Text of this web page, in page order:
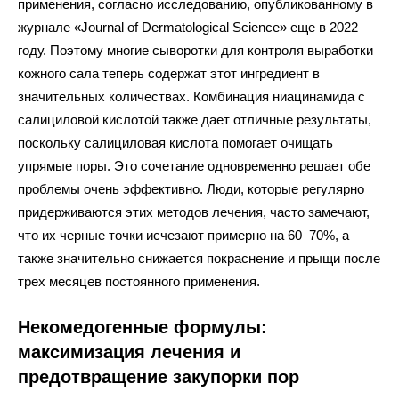
применения, согласно исследованию, опубликованному в
журнале «Journal of Dermatological Science» еще в 2022
году. Поэтому многие сыворотки для контроля выработки
кожного сала теперь содержат этот ингредиент в
значительных количествах. Комбинация ниацинамида с
салициловой кислотой также дает отличные результаты,
поскольку салициловая кислота помогает очищать
упрямые поры. Это сочетание одновременно решает обе
проблемы очень эффективно. Люди, которые регулярно
придерживаются этих методов лечения, часто замечают,
что их черные точки исчезают примерно на 60–70%, а
также значительно снижается покраснение и прыщи после
трех месяцев постоянного применения.
Некомедогенные формулы:
максимизация лечения и
предотвращение закупорки пор